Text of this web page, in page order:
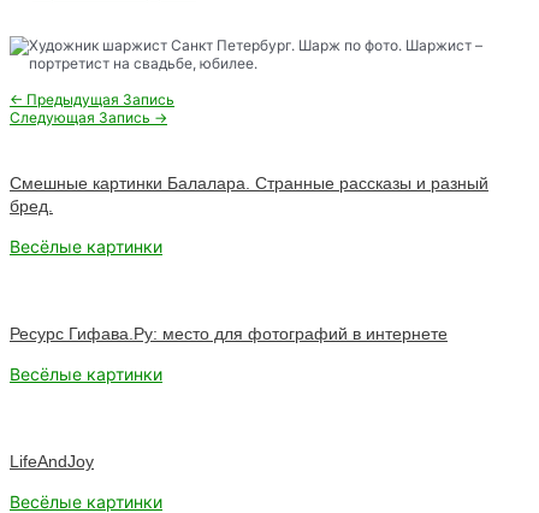
Навигация
по
← Предыдущая Запись
Следующая Запись →
Смешные картинки Балалара. Странные рассказы и разный
бред.
Весёлые картинки
Ресурс Гифава.Ру: место для фотографий в интернете
Весёлые картинки
LifeAndJoy
Весёлые картинки